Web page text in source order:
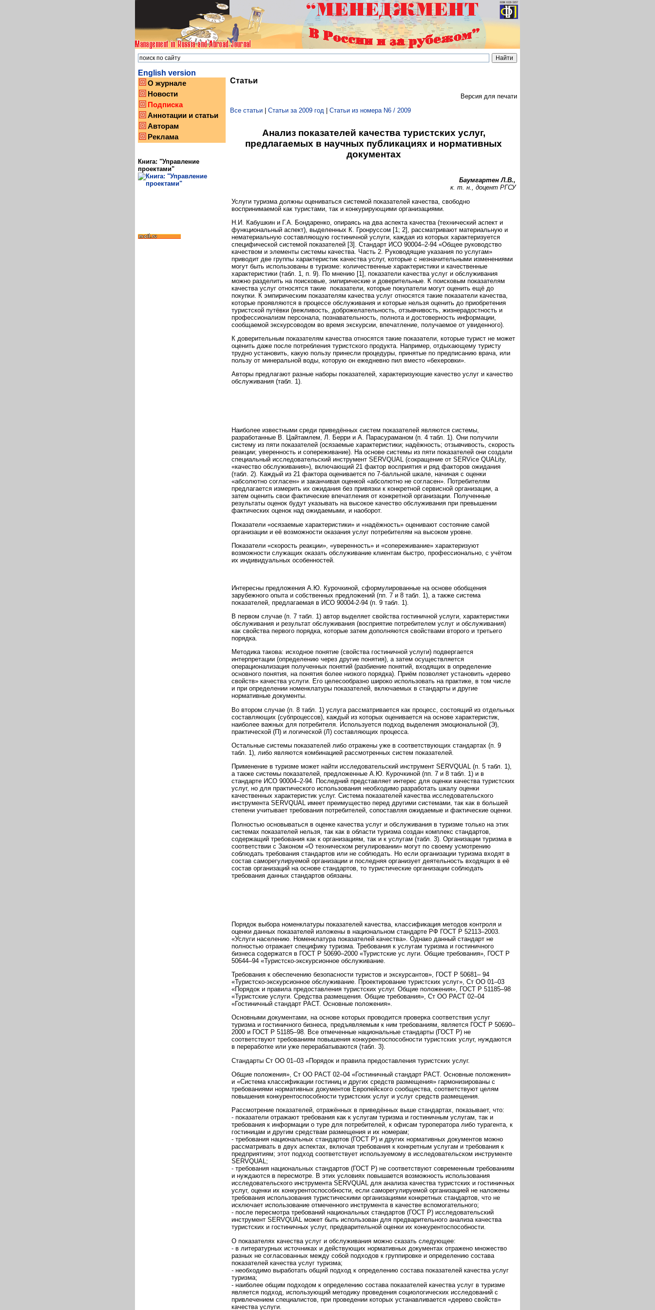
English version
О журнале
Новости
Подписка
Аннотации и статьи
Авторам
Реклама
Книга: "Управление
проектами"
Статьи
Версия для печати
Все статьи | Статьи за 2009 год | Статьи из номера N6 / 2009
Анализ показателей качества туристских услуг,
предлагаемых в научных публикациях и нормативных
документах
Баумгартен Л.В.,
к. т. н., доцент РГСУ
Услуги туризма должны оцениваться системой показателей качества, свободно
воспринимаемой как туристами, так и конкурирующими организациями.
Н.И. Кабушкин и Г.А. Бондаренко, опираясь на два аспекта качества (технический аспект и
функциональный аспект), выделенных К. Гронруссом [1; 2], рассматривают материальную и
нематериальную составляющую гостиничной услуги, каждая из которых характеризуется
специфической системой показателей [3]. Стандарт ИСО 90004–2-94 «Общее руководство
качеством и элементы системы качества. Часть 2. Руководящие указания по услугам»
приводит две группы характеристик качества услуг, которые с незначительными изменениями
могут быть использованы в туризме: количественные характеристики и качественные
характеристики (табл. 1, п. 9). По мнению [1], показатели качества услуг и обслуживания
можно разделить на поисковые, эмпирические и доверительные. К поисковым показателям
качества услуг относятся такие показатели, которые покупатели могут оценить ещё до
покупки. К эмпирическим показателям качества услуг относятся такие показатели качества,
которые проявляются в процессе обслуживания и которые нельзя оценить до приобретения
туристской путёвки (вежливость, доброжелательность, отзывчивость, жизнерадостность и
профессионализм персонала, познавательность, полнота и достоверность информации,
сообщаемой экскурсоводом во время экскурсии, впечатление, получаемое от увиденного).
К доверительным показателям качества относятся такие показатели, которые турист не может
оценить даже после потребления туристского продукта. Например, отдыхающему туристу
трудно установить, какую пользу принесли процедуры, принятые по предписанию врача, или
пользу от минеральной воды, которую он ежедневно пил вместо «бехеровки».
Авторы предлагают разные наборы показателей, характеризующие качество услуг и качество
обслуживания (табл. 1).
Наиболее известными среди приведённых систем показателей являются системы,
разработанные В. Цайтамлем, Л. Берри и А. Парасураманом (п. 4 табл. 1). Они получили
систему из пяти показателей (осязаемые характеристики; надёжность; отзывчивость, скорость
реакции; уверенность и сопереживание). На основе системы из пяти показателей они создали
специальный исследовательский инструмент SERVQUAL (сокращение от SERVice QUALity,
«качество обслуживания»), включающий 21 фактор восприятия и ряд факторов ожидания
(табл. 2). Каждый из 21 фактора оценивается по 7-балльной шкале, начиная с оценки
«абсолютно согласен» и заканчивая оценкой «абсолютно не согласен». Потребителям
предлагается измерить их ожидания без привязки к конкретной сервисной организации, а
затем оценить свои фактические впечатления от конкретной организации. Полученные
результаты оценок будут указывать на высокое качество обслуживания при превышении
фактических оценок над ожидаемыми, и наоборот.
Показатели «осязаемые характеристики» и «надёжность» оценивают состояние самой
организации и её возможности оказания услуг потребителям на высоком уровне.
Показатели «скорость реакции», «уверенность» и «сопереживание» характеризуют
возможности служащих оказать обслуживание клиентам быстро, профессионально, с учётом
их индивидуальных особенностей.
Интересны предложения А.Ю. Курочкиной, сформулированные на основе обобщения
зарубежного опыта и собственных предложений (пп. 7 и 8 табл. 1), а также система
показателей, предлагаемая в ИСО 90004-2-94 (п. 9 табл. 1).
В первом случае (п. 7 табл. 1) автор выделяет свойства гостиничной услуги, характеристики
обслуживания и результат обслуживания (восприятие потребителем услуг и обслуживания)
как свойства первого порядка, которые затем дополняются свойствами второго и третьего
порядка.
Методика такова: исходное понятие (свойства гостиничной услуги) подвергается
интерпретации (определению через другие понятия), а затем осуществляется
операционализация полученных понятий (разбиение понятий, входящих в определение
основного понятия, на понятия более низкого порядка). Приём позволяет установить «дерево
свойств» качества услуги. Его целесообразно широко использовать на практике, в том числе
и при определении номенклатуры показателей, включаемых в стандарты и другие
нормативные документы.
Во втором случае (п. 8 табл. 1) услуга рассматривается как процесс, состоящий из отдельных
составляющих (субпроцессов), каждый из которых оценивается на основе характеристик,
наиболее важных для потребителя. Используется подход выделения эмоциональной (Э),
практической (П) и логической (Л) составляющих процесса.
Остальные системы показателей либо отражены уже в соответствующих стандартах (п. 9
табл. 1), либо являются комбинацией рассмотренных систем показателей.
Применение в туризме может найти исследовательский инструмент SERVQUAL (п. 5 табл. 1),
а также системы показателей, предложенные А.Ю. Курочкиной (пп. 7 и 8 табл. 1) и в
стандарте ИСО 90004–2-94. Последний представляет интерес для оценки качества туристских
услуг, но для практического использования необходимо разработать шкалу оценки
качественных характеристик услуг. Система показателей качества исследовательского
инструмента SERVQUAL имеет преимущество перед другими системами, так как в большей
степени учитывает требования потребителей, сопоставляя ожидаемые и фактические оценки.
Полностью основываться в оценке качества услуг и обслуживания в туризме только на этих
системах показателей нельзя, так как в области туризма создан комплекс стандартов,
содержащий требования как к организациям, так и к услугам (табл. 3). Организации туризма в
соответствии с Законом «О техническом регулировании» могут по своему усмотрению
соблюдать требования стандартов или не соблюдать. Но если организации туризма входят в
состав саморегулируемой организации и последняя организует деятельность входящих в её
состав организаций на основе стандартов, то туристические организации соблюдать
требования данных стандартов обязаны.
Порядок выбора номенклатуры показателей качества, классификация методов контроля и
оценки данных показателей изложены в национальном стандарте РФ ГОСТ Р 52113–2003.
«Услуги населению. Номенклатура показателей качества». Однако данный стандарт не
полностью отражает специфику туризма. Требования к услугам туризма и гостиничного
бизнеса содержатся в ГОСТ Р 50690–2000 «Туристские ус луги. Общие требования», ГОСТ Р
50644–94 «Туристско-экскурсионное обслуживание.
Требования к обеспечению безопасности туристов и экскурсантов», ГОСТ Р 50681– 94
«Туристско-экскурсионное обслуживание. Проектирование туристских услуг», Ст ОО 01–03
«Порядок и правила предоставления туристских услуг. Общие положения», ГОСТ Р 51185–98
«Туристские услуги. Средства размещения. Общие требования», Ст ОО РАСТ 02–04
«Гостиничный стандарт РАСТ. Основные положения».
Основными документами, на основе которых проводится проверка соответствия услуг
туризма и гостиничного бизнеса, предъявляемым к ним требованиям, является ГОСТ Р 50690–
2000 и ГОСТ Р 51185–98. Все отмеченные национальные стандарты (ГОСТ Р) не
соответствуют требованиям повышения конкурентоспособности туристских услуг, нуждаются
в переработке или уже перерабатываются (табл. 3).
Стандарты Ст ОО 01–03 «Порядок и правила предоставления туристских услуг.
Общие положения», Ст ОО РАСТ 02–04 «Гостиничный стандарт РАСТ. Основные положения»
и «Система классификации гостиниц и других средств размещения» гармонизированы с
требованиями нормативных документов Европейского сообщества, соответствуют целям
повышения конкурентоспособности туристских услуг и услуг средств размещения.
Рассмотрение показателей, отражённых в приведённых выше стандартах, показывает, что:
- показатели отражают требования как к услугам туризма и гостиничным услугам, так и
требования к информации о туре для потребителей, к офисам туроператора либо турагента, к
гостиницам и другим средствам размещения и их номерам;
- требования национальных стандартов (ГОСТ Р) и других нормативных документов можно
рассматривать в двух аспектах, включая требования к конкретным услугам и требования к
предприятиям; этот подход соответствует используемому в исследовательском инструменте
SERVQUAL;
- требования национальных стандартов (ГОСТ Р) не соответствуют современным требованиям
и нуждаются в пересмотре. В этих условиях повышается возможность использования
исследовательского инструмента SERVQUAL для анализа качества туристских и гостиничных
услуг, оценки их конкурентоспособности, если саморегулируемой организацией не наложены
требования использования туристическими организациями конкретных стандартов, что не
исключает использование отмеченного инструмента в качестве вспомогательного;
- после пересмотра требований национальных стандартов (ГОСТ Р) исследовательский
инструмент SERVQUAL может быть использован для предварительного анализа качества
туристских и гостиничных услуг, предварительной оценки их конкурентоспособности.
О показателях качества услуг и обслуживания можно сказать следующее:
- в литературных источниках и действующих нормативных документах отражено множество
разных не согласованных между собой подходов к группировке и определению состава
показателей качества услуг туризма;
- необходимо выработать общий подход к определению состава показателей качества услуг
туризма;
- наиболее общим подходом к определению состава показателей качества услуг в туризме
является подход, использующий методику проведения социологических исследований с
привлечением специалистов, при проведении которых устанавливается «дерево свойств»
качества услуги.